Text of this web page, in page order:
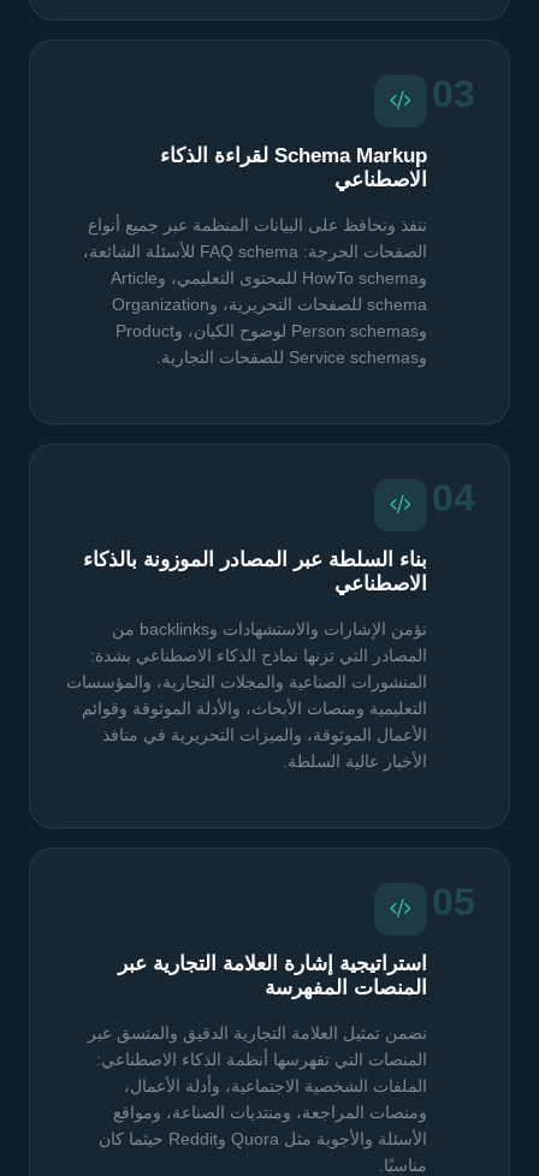
03
Schema Markup لقراءة الذكاء
الاصطناعي
ننفذ ونحافظ على البيانات المنظمة عبر جميع أنواع
الصفحات الحرجة: FAQ schema للأسئلة الشائعة،
وHowTo schema للمحتوى التعليمي، وArticle
schema للصفحات التحريرية، وOrganization
وPerson schemas لوضوح الكيان، وProduct
وService schemas للصفحات التجارية.
04
بناء السلطة عبر المصادر الموزونة بالذكاء
الاصطناعي
نؤمن الإشارات والاستشهادات وbacklinks من
المصادر التي تزنها نماذج الذكاء الاصطناعي بشدة:
المنشورات الصناعية والمجلات التجارية، والمؤسسات
التعليمية ومنصات الأبحاث، والأدلة الموثوقة وقوائم
الأعمال الموثوقة، والميزات التحريرية في منافذ
الأخبار عالية السلطة.
05
استراتيجية إشارة العلامة التجارية عبر
المنصات المفهرسة
نضمن تمثيل العلامة التجارية الدقيق والمتسق عبر
المنصات التي تفهرسها أنظمة الذكاء الاصطناعي:
الملفات الشخصية الاجتماعية، وأدلة الأعمال،
ومنصات المراجعة، ومنتديات الصناعة، ومواقع
الأسئلة والأجوبة مثل Quora وReddit حيثما كان
مناسبًا.